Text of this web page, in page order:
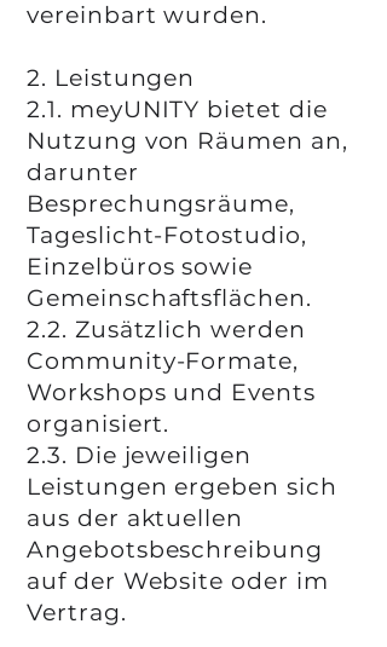
vereinbart wurden.
2. Leistungen
2.1. meyUNITY bietet die
Nutzung von Räumen an,
darunter
Besprechungsräume,
Tageslicht-Fotostudio,
Einzelbüros sowie
Gemeinschaftsflächen.
2.2. Zusätzlich werden
Community-Formate,
Workshops und Events
organisiert.
2.3. Die jeweiligen
Leistungen ergeben sich
aus der aktuellen
Angebotsbeschreibung
auf der Website oder im
Vertrag.